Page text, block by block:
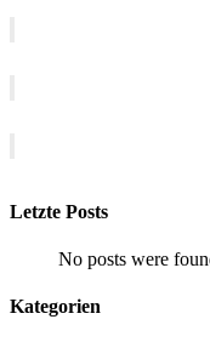
Letzte Posts
No posts were
Kategorien